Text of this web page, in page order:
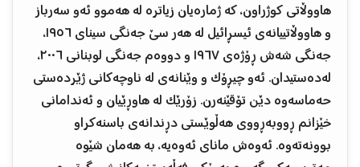
هاووڵاتی کوژراون، کە ژمارەیان زیاترە لە هەموو ئەو سەرباز
و هاووڵاتییانەی ئیسڕائیل لە هەر سێ جەنگی سینای ١٩٥٦،
جەنگی شەش ڕۆژەی ١٩٦٧ و دووەم جەنگی لوبنانی ٢٠٠٦،
لەدەستیدان. ئەو چیڕۆک و وێنانەی لە ناوچەکانی ژێردەستی
حەماسەوە دێن تۆقێنەرن. زۆرێک لە هاوڕێیان و ئەندامانی
خێزانم ڕووبەڕووی هەڵوێستی دڕندانەی باسنەکراو
بوونەتەوە. ئەوەش مانای ئەوەیە، بە هەمان شێوە